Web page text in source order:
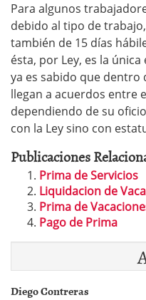
Para algunos
debido al tipo de
también de 15 días
ésta, por Ley, es la
ya es sabido que
llegan a acuerdos entre
dependiendo de su
con la Ley sino con
Publicaciones
Prima de Servicios
Liquidacion de
Prima de
Pago de Prima
Diego Contreras